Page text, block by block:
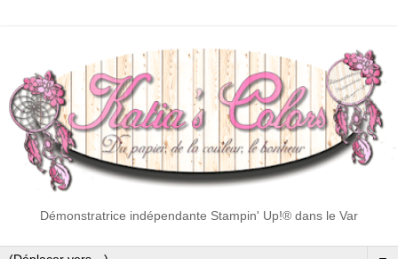
Démonstratrice indépendante Stampin' Up!® dans le Var